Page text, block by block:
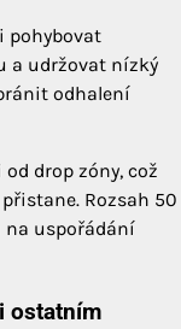
pohybovat
a udržovat nízký
odhalení
drop zóny, což
Rozsah 50
na uspořádání
ostatním